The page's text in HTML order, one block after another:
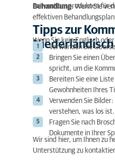
Präventionsprodukten für
Behandlung: Wenn Sie
effektiven
Tipps zur
Wenn Sie kein Englisch
Verwenden Sie
Bringen Sie einen
spricht, um die
Bereiten Sie eine
Gewohnheiten Ihres
Verwenden Sie
verstehen, was los ist.
Fragen Sie nach
Dokumente in Ihrer
Wir sind hier, um Ihnen zu
Unterstützung zu